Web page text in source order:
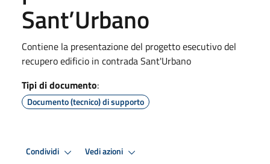
Sant’Urbano
Contiene la presentazione del progetto esecutivo del
recupero edificio in contrada Sant'Urbano
Tipi di documento:
Documento (tecnico) di supporto
Condividi Vedi azioni